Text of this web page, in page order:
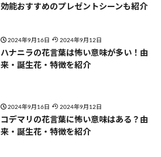
効能おすすめのプレゼントシーンも紹介
2024年9月16日 2024年9月12日
ハナニラの花言葉は怖い意味が多い！由
来・誕生花・特徴を紹介
2024年9月16日 2024年9月12日
コデマリの花言葉に怖い意味はある？由
来・誕生花・特徴を紹介